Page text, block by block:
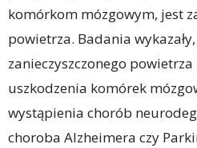
komórkom mózgowym, jest
powietrza. Badania
zanieczyszczonego
uszkodzenia komórek
wystąpienia chorób
choroba Alzheimera czy